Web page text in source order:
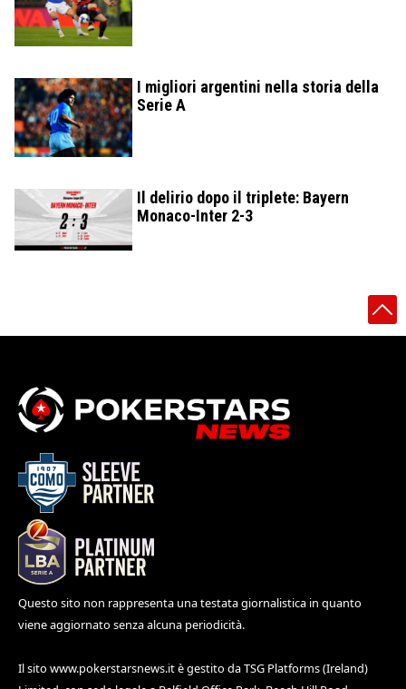
I migliori argentini nella storia della
Serie A
Il delirio dopo il triplete: Bayern
Monaco-Inter 2-3
Questo sito non rappresenta una testata giornalistica in quanto
viene aggiornato senza alcuna periodicità.
Il sito www.pokerstarsnews.itè gestito da TSG Platforms (Ireland)